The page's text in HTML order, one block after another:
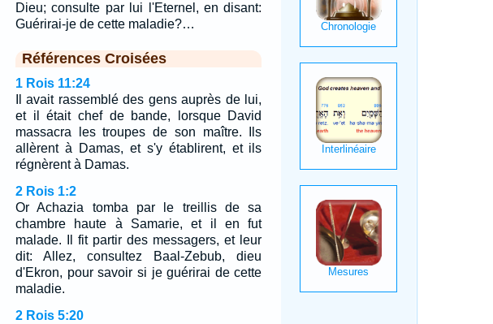
Dieu; consulte par lui l'Eternel, en disant:
Guérirai-je de cette maladie?…
Références Croisées
1 Rois 11:24
Il avait rassemblé des gens auprès de lui,
et il était chef de bande, lorsque David
massacra les troupes de son maître. Ils
allèrent à Damas, et s'y établirent, et ils
régnèrent à Damas.
2 Rois 1:2
Or Achazia tomba par le treillis de sa
chambre haute à Samarie, et il en fut
malade. Il fit partir des messagers, et leur
dit: Allez, consultez Baal-Zebub, dieu
d'Ekron, pour savoir si je guérirai de cette
maladie.
2 Rois 5:20